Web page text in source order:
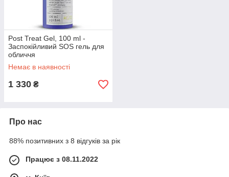
Post Treat Gel, 100 ml -
Заспокійливий SOS гель для
обличчя
Немає в наявності
1 330 ₴
Про нас
88% позитивних з 8 відгуків за рік
Працює з 08.11.2022